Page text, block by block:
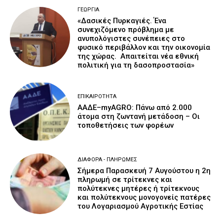
ΓΕΩΡΓΊΑ
«Δασικές Πυρκαγιές. Ένα
συνεχιζόμενο πρόβλημα με
ανυπολόγιστες συνέπειες στο
φυσικό περιβάλλον και την οικονομία
της χώρας. Απαιτείται νέα εθνική
πολιτική για τη δασοπροστασία»
ΕΠΙΚΑΙΡΌΤΗΤΑ
ΑΑΔΕ–myAGRO: Πάνω από 2.000
άτομα στη ζωντανή μετάδοση – Οι
τοποθετήσεις των φορέων
ΔΙΆΦΟΡΑ - ΠΛΗΡΩΜΈΣ
Σήμερα Παρασκευή 7 Αυγούστου η 2η
πληρωμή σε τρίτεκνες και
πολύτεκνες μητέρες ή τρίτεκνους
και πολύτεκνους μονογονείς πατέρες
του Λογαριασμού Αγροτικής Εστίας